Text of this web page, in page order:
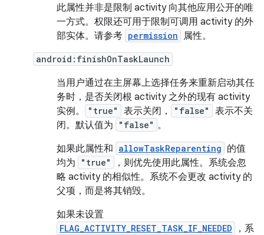
此属性并非是限制 activity 向其他应用公开的唯
一方式。权限还可用于限制可调用 activity 的外
部实体。请参考 permission 属性。
android:finishOnTaskLaunch
当用户通过在主屏幕上选择任务来重新启动其任
务时，是否关闭根 activity 之外的现有 activity
实例。
"true" 表示关闭， "false"
表示不关
闭。默认值为
"false" 。
如果此属性和 allowTaskReparenting 的值
均为
"true"
，则优先使用此属性。系统会忽
略 activity 的相似性。系统不会更改 activity 的
父项，而是将其销毁。
如果未设置
FLAG_ACTIVITY_RESET_TASK_IF_NEEDED
，系